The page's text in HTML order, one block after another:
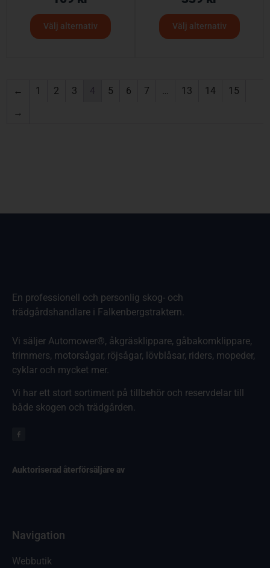
Välj alternativ Välj alternativ
← 1 2 3 4 5 6 7 … 13 14
15
→
En professionell och personlig skog- och
trädgårdshandlare i Falkenbergstraktern.
Vi säljer Automower®, åkgräsklippare, gåbakomklippare,
trimmers, motorsågar, röjsågar, lövblåsar, riders, mopeder,
cyklar och mycket mer.
Vi har ett stort sortiment på tillbehör och reservdelar till
både skogen och trädgården.
Auktoriserad återförsäljare av
Navigation
Webbutik